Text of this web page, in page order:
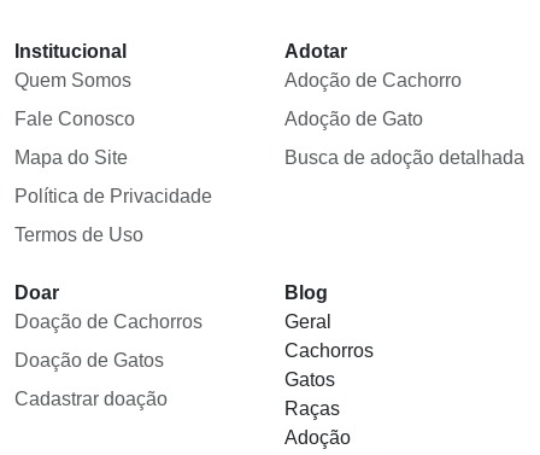
Institucional
Quem Somos
Fale Conosco
Mapa do Site
Política de Privacidade
Termos de Uso
Adotar
Adoção de Cachorro
Adoção de Gato
Busca de adoção detalhada
Doar
Doação de Cachorros
Doação de Gatos
Cadastrar doação
Blog
Geral
Cachorros
Gatos
Raças
Adoção